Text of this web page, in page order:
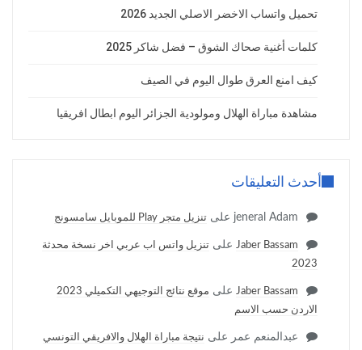
تحميل واتساب الاخضر الاصلي الجديد 2026
كلمات أغنية صحاك الشوق – فضل شاكر 2025
كيف امنع العرق طوال اليوم في الصيف
مشاهدة مباراة الهلال ومولودية الجزائر اليوم ابطال افريقيا
أحدث التعليقات
jeneral Adam على تنزيل متجر Play للموبايل سامسونج
Jaber Bassam على تنزيل واتس اب عربي اخر نسخة محدثة
2023
Jaber Bassam على
موقع نتائج التوجيهي التكميلي 2023
الاردن حسب الاسم
عبدالمنعم عمر على نتيجة مباراة الهلال والافريقي التونسي